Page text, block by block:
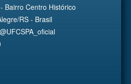
Bairro Centro Histórico
RS - Brasil